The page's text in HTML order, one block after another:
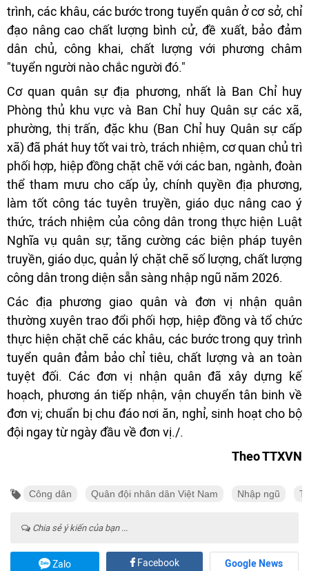
trình, các khâu, các bước trong tuyển quân ở cơ sở, chỉ
đạo nâng cao chất lượng bình cử, đề xuất, bảo đảm
dân chủ, công khai, chất lượng với phương châm
"tuyển người nào chắc người đó."
Cơ quan quân sự địa phương, nhất là Ban Chỉ huy
Phòng thủ khu vực và Ban Chỉ huy Quân sự các xã,
phường, thị trấn, đặc khu (Ban Chỉ huy Quân sự cấp
xã) đã phát huy tốt vai trò, trách nhiệm, cơ quan chủ trì
phối hợp, hiệp đồng chặt chẽ với các ban, ngành, đoàn
thể tham mưu cho cấp ủy, chính quyền địa phương,
làm tốt công tác tuyên truyền, giáo dục nâng cao ý
thức, trách nhiệm của công dân trong thực hiện Luật
Nghĩa vụ quân sự; tăng cường các biện pháp tuyên
truyền, giáo dục, quản lý chặt chẽ số lượng, chất lượng
công dân trong diện sẵn sàng nhập ngũ năm 2026.
Các địa phương giao quân và đơn vị nhận quân
thường xuyên trao đổi phối hợp, hiệp đồng và tổ chức
thực hiện chặt chẽ các khâu, các bước trong quy trình
tuyển quân đảm bảo chỉ tiêu, chất lượng và an toàn
tuyệt đối. Các đơn vị nhận quân đã xây dựng kế
hoạch, phương án tiếp nhận, vận chuyển tân binh về
đơn vị; chuẩn bị chu đáo nơi ăn, nghỉ, sinh hoạt cho bộ
đội ngay từ ngày đầu về đơn vị./.
Theo TTXVN
Công dân Quân đội nhân dân Việt Nam Nhập ngũ
Chia sẻ ý kiến của bạn ...
Zalo Facebook Google News